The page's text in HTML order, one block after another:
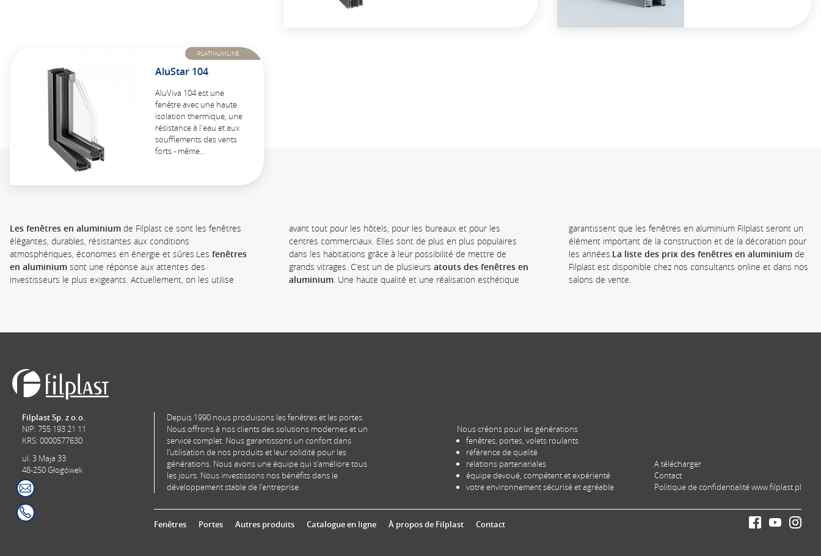
PLATINUMLINE
AluStar 104
AluViva 104 est une
fenêtre avec une haute
isolation thermique, une
résistance à l'eau et aux
soufflements des vents
forts - même…
Les fenêtres en aluminium de Filplast ce sont les fenêtres
élégantes, durables, résistantes aux conditions
atmosphériques, économes en énergie et sûres.Les fenêtres
en aluminium sont une réponse aux attentes des
investisseurs le plus exigeants. Actuellement, on les utilise
avant tout pour les hôtels, pour les bureaux et pour les
centres commerciaux. Elles sont de plus en plus populaires
dans les habitations grâce à leur possibilité de mettre de
grands vitrages. C’est un de plusieursatouts des fenêtres en
aluminium. Une haute qualité et une réalisation esthétique
garantissent que les fenêtres en aluminium Filplast seront un
élément important de la construction et de la décoration pour
les années.La liste des prix des fenêtres en aluminiumde
Filplast est disponible chez nos consultants online et dans nos
salons de vente.
Filplast Sp. z o.o.
NIP: 755 193 21 11
KRS: 0000577630
ul. 3 Maja 33
48-250 Głogówek
Depuis 1990 nous produisons les fenêtres et les portes.
Nous offrons à nos clients des solutions modernes et un
service complet. Nous garantissons un confort dans
l’utilisation de nos produits et leur solidité pour les
générations. Nous avons une équipe qui s’améliore tous
les jours. Nous investissons nos bénéfits dans le
développement stable de l’entreprise.
Nous créons pour les générations
fenêtres, portes, volets roulants
référence de qualité
relations partenariales
équipe devoué, compétent et expérienté
votre environnement sécurisé et agréable
A télécharger
Contact
Politique de confidentialité www.filplast.pl
Fenêtres Portes Autres produits Catalogue en ligne À propos de Filplast Contact